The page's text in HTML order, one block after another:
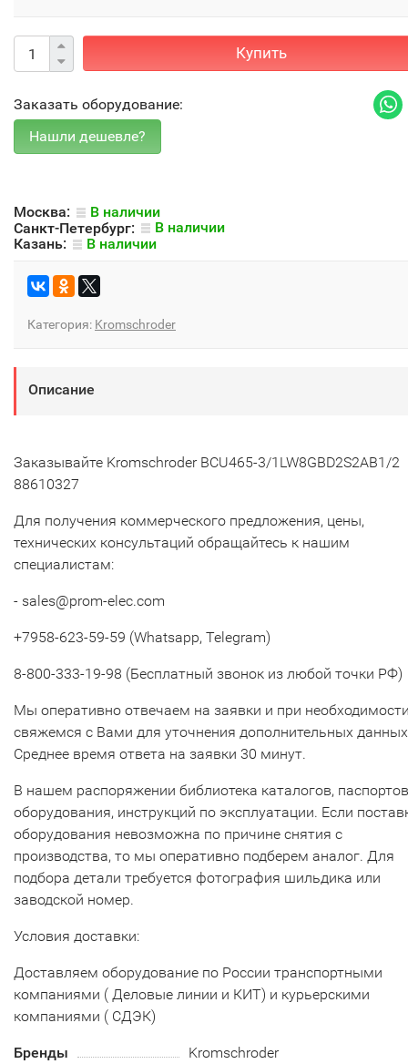
Купить
Заказать оборудование:
Москва:
В наличии
Санкт-Петербург:
В наличии
Казань:
В наличии
Категория: Kromschroder
Описание
Заказывайте Kromschroder BCU465-3/1LW8GBD2S2AB1/2
88610327
Для получения коммерческого предложения, цены,
технических консультаций обращайтесь к нашим
специалистам:
- sales@prom-elec.com
+7958-623-59-59 (Whatsapp, Telegram)
8-800-333-19-98 (Бесплатный звонок из любой точки РФ)
Мы оперативно отвечаем на заявки и при
свяжемся с Вами для уточнения дополнительных
Среднее время ответа на заявки 30 минут.
В нашем распоряжении библиотека каталогов, паспортов
оборудования, инструкций по эксплуатации. Если
оборудования невозможна по причине снятия с
производства, то мы оперативно подберем аналог. Для
подбора детали требуется фотография шильдика или
заводской номер.
Условия доставки:
Доставляем оборудование по России транспортными
компаниями ( Деловые линии и КИТ) и курьерскими
компаниями ( СДЭК)
Бренды Kromschroder